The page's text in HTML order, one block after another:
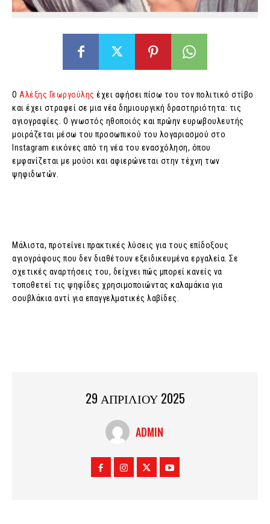
Ο Αλέξης Γεωργούλης έχει αφήσει πίσω του τον πολιτικό στίβο
και έχει στραφεί σε μια νέα δημιουργική δραστηριότητα: τις
αγιογραφίες. Ο γνωστός ηθοποιός και πρώην ευρωβουλευτής
μοιράζεται μέσω του προσωπικού του λογαριασμού στο
Instagram εικόνες από τη νέα του ενασχόληση, όπου
εμφανίζεται με μούσι και αφιερώνεται στην τέχνη των
ψηφιδωτών.
Μάλιστα, προτείνει πρακτικές λύσεις για τους επίδοξους
αγιογράφους που δεν διαθέτουν εξειδικευμένα εργαλεία. Σε
σχετικές αναρτήσεις του, δείχνει πώς μπορεί κανείς να
τοποθετεί τις ψηφίδες χρησιμοποιώντας καλαμάκια για
σουβλάκια αντί για επαγγελματικές λαβίδες.
29 ΑΠΡΙΛΙΟΥ 2025
ADMIN